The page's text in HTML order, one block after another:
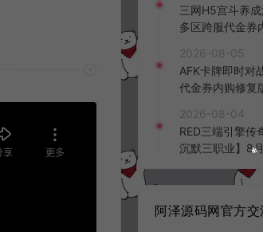
三网H5宫斗养
多区跨服代金券
台+全资源安卓+
教程
2026-08-05
AFK卡牌即时对
代金券内购修复
K授权后台+安卓
教程+视频教程
2026-08-04
RED三端引擎
沉默三职业】8
阿泽源码网官方